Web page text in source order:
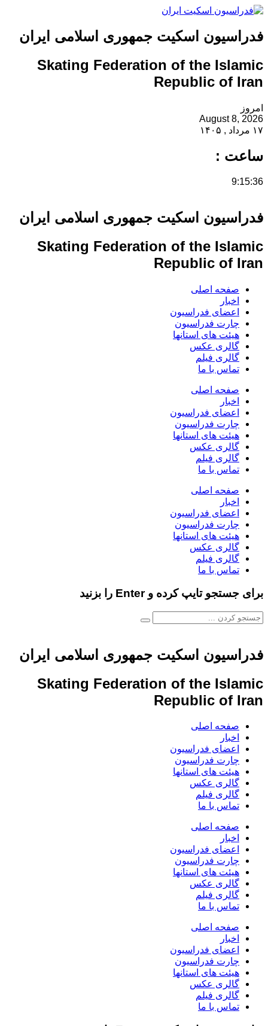
فدراسیون اسکیت جمهوری اسلامی ایران
Skating Federation of the Islamic
Republic of Iran
امروز
August 8, 2026
۱۷ مرداد , ۱۴۰۵
ساعت :
9:15:36
فدراسیون اسکیت جمهوری اسلامی ایران
Skating Federation of the Islamic
Republic of Iran
صفحه اصلی
اخبار
اعضای فدراسیون
چارت فدراسیون
هیئت های استانها
گالری عکس
گالری فیلم
تماس با ما
صفحه اصلی
اخبار
اعضای فدراسیون
چارت فدراسیون
هیئت های استانها
گالری عکس
گالری فیلم
تماس با ما
صفحه اصلی
اخبار
اعضای فدراسیون
چارت فدراسیون
هیئت های استانها
گالری عکس
گالری فیلم
تماس با ما
برای جستجو تایپ کرده و Enter را بزنید
فدراسیون اسکیت جمهوری اسلامی ایران
Skating Federation of the Islamic
Republic of Iran
صفحه اصلی
اخبار
اعضای فدراسیون
چارت فدراسیون
هیئت های استانها
گالری عکس
گالری فیلم
تماس با ما
صفحه اصلی
اخبار
اعضای فدراسیون
چارت فدراسیون
هیئت های استانها
گالری عکس
گالری فیلم
تماس با ما
صفحه اصلی
اخبار
اعضای فدراسیون
چارت فدراسیون
هیئت های استانها
گالری عکس
گالری فیلم
تماس با ما